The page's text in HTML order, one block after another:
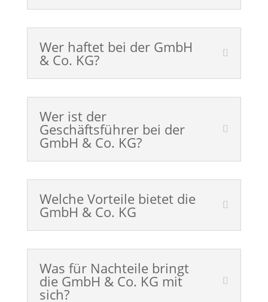
Wer haftet bei der GmbH
& Co. KG?
Wer ist der
Geschäftsführer bei der
GmbH & Co. KG?
Welche Vorteile bietet die
GmbH & Co. KG
Was für Nachteile bringt
die GmbH & Co. KG mit
sich?